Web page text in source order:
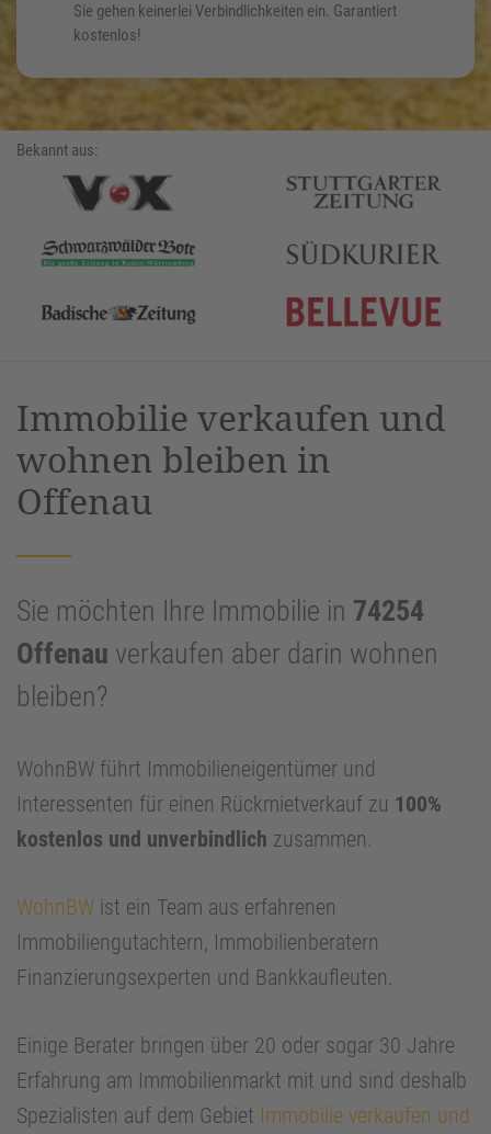
Sie gehen keinerlei Verbindlichkeiten ein. Garantiert
kostenlos!
Bekannt aus:
Immobilie verkaufen und
wohnen bleiben in
Offenau
Sie möchten Ihre Immobilie in 74254
Offenau verkaufen aber darin wohnen
bleiben?
WohnBW führt Immobilieneigentümer und
Interessenten für einen Rückmietverkauf zu 100%
kostenlos und unverbindlich zusammen.
WohnBW ist ein Team aus erfahrenen
Immobiliengutachtern, Immobilienberatern
Finanzierungsexperten und Bankkaufleuten.
Einige Berater bringen über 20 oder sogar 30 Jahre
Erfahrung am Immobilienmarkt mit und sind deshalb
Spezialisten auf dem Gebiet Immobilie verkaufen und